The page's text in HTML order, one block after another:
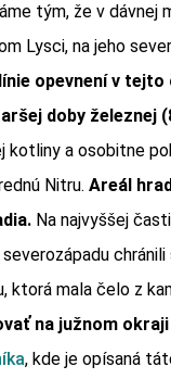
tým, že v
Lysci, na jeho
opevnení v
doby železnej
a osobitne
Nitru. Areál
Na najvyššej
mala čelo z
na južnom
, kde je opísaná